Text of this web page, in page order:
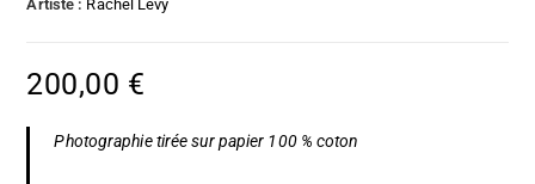
Artiste : Rachel Levy
200,00 €
Photographie tirée sur papier 100 % coton